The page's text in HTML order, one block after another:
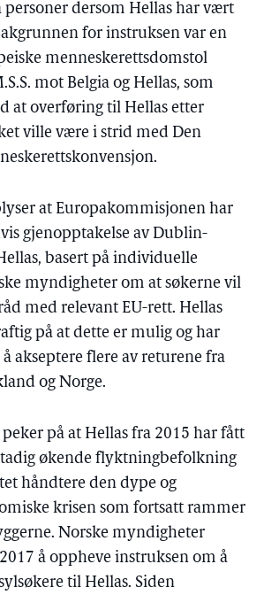
personer dersom Hellas har vært
for instruksen var en
menneskerettsdomstol
mot Belgia og Hellas, som
at overføring til Hellas etter
ville være i strid med Den
at Europakommisjonen har
gjenopptakelse av Dublin-
basert på individuelle
myndigheter om at søkerne vil
med relevant EU-rett. Hellas
på at dette er mulig og har
å akseptere flere av returene fra
og Norge.
på at Hellas fra 2015 har fått
økende flyktningbefolkning
håndtere den dype og
krisen som fortsatt rammer
Norske myndigheter
å oppheve instruksen om å
til Hellas. Siden